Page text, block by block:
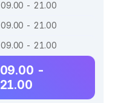
09.00 - 21.00
09.00 - 21.00
09.00 - 21.00
09.00 -
21.00